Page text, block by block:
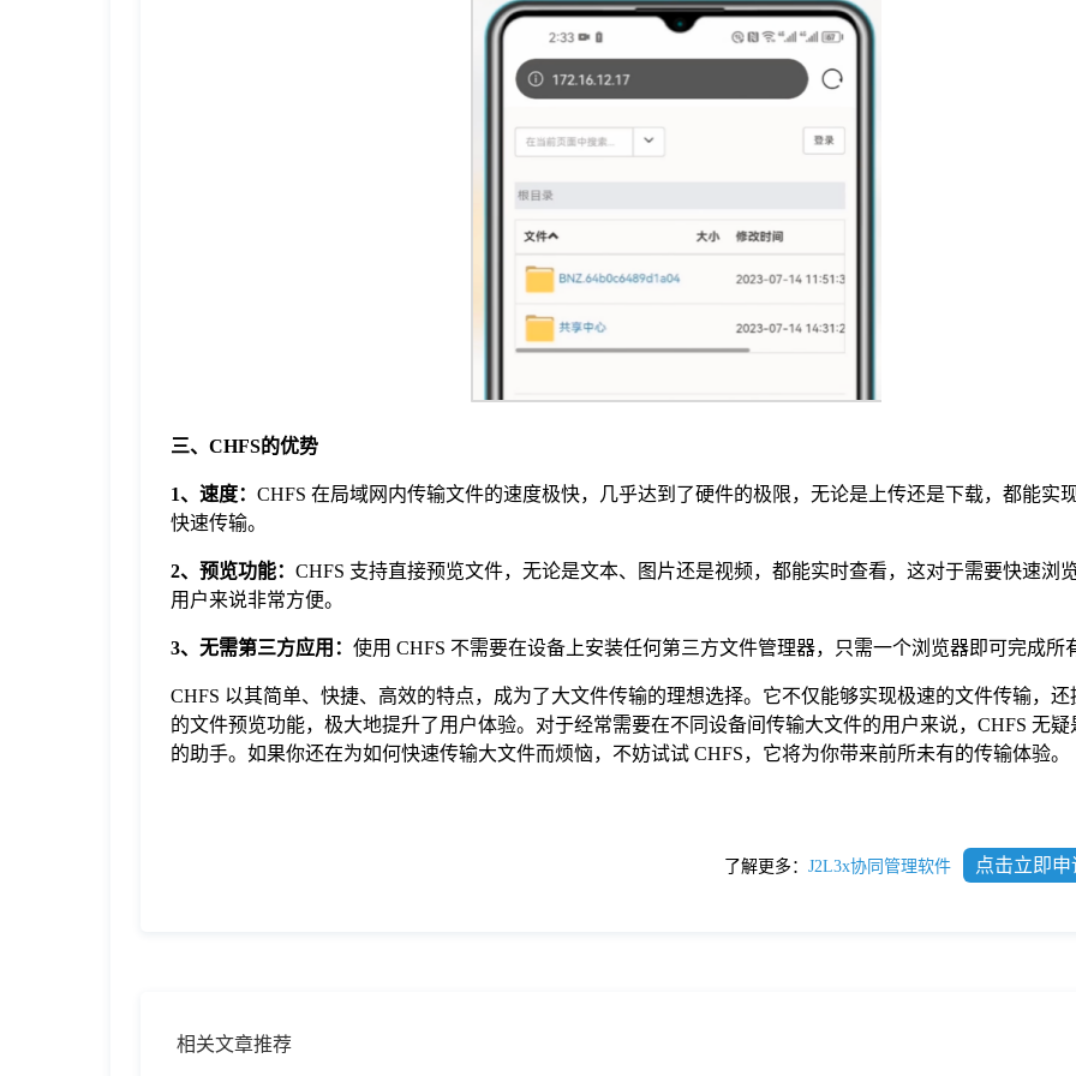
三、CHFS的优势
1、速度： CHFS 在局域网内传输文件的速度极快，几乎达到了硬件的极限，无论是上传还是下载，都能实
快速传输。
2、预览功能： CHFS 支持直接预览文件，无论是文本、图片还是视频，都能实时查看，这对于需要快速浏
用户来说非常方便。
3、无需第三方应用： 使用 CHFS 不需要在设备上安装任何第三方文件管理器，只需一个浏览器即可完成所
CHFS 以其简单、快捷、高效的特点，成为了大文件传输的理想选择。它不仅能够实现极速的文件传输，还
的文件预览功能，极大地提升了用户体验。对于经常需要在不同设备间传输大文件的用户来说，CHFS 无疑
的助手。如果你还在为如何快速传输大文件而烦恼，不妨试试 CHFS，它将为你带来前所未有的传输体验。
了解更多： J2L3x协同管理软件 点击立即申
相关文章推荐